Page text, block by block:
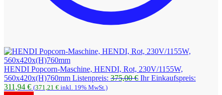
HENDI Popcorn-Maschine, HENDI, Rot, 230V/1155W,
560x420x(H)760mm Listenpreis: 375,00€ Ursprünglicher
Ihr Einkaufspreis:
311,94 €Aktueller
(371,21 € inkl. 19% MwSt.)